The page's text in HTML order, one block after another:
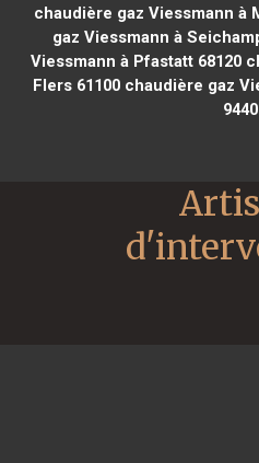
chaudière gaz Viessmann à
gaz Viessmann à
Viessmann à Pfastatt 68120
Flers 61100 chaudière gaz